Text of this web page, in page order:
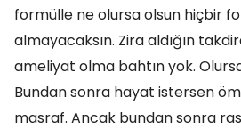
formülle ne olursa olsun hiçbir
almayacaksın. Zira aldığın
ameliyat olma bahtın yok.
Bundan sonra hayat istersen
masraf. Ancak bundan sonra